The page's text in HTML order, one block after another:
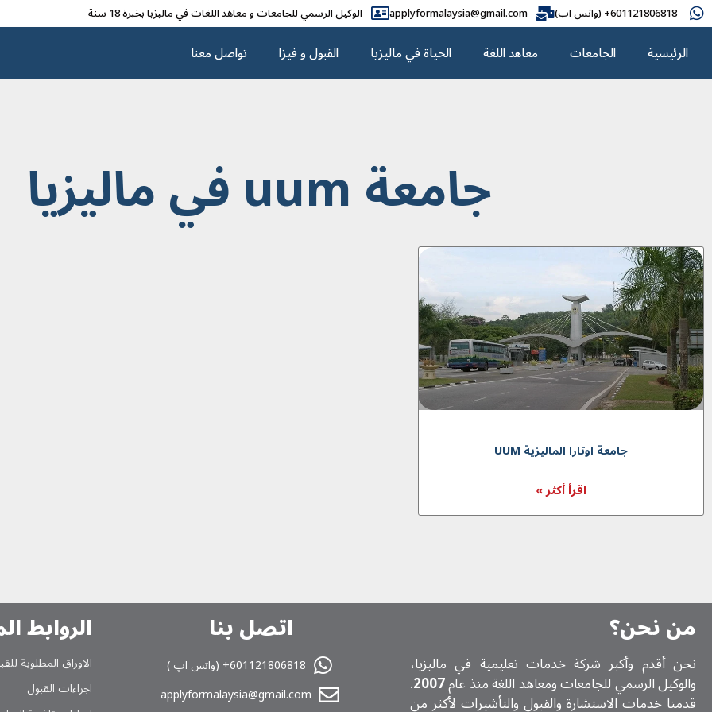
601121806818+ (واتس اب) applyformalaysia@gmail.com الوکیل الرسمي للجامعات و معاهد اللغات في مالیزیا بخبرة 18 سنة
الرئيسية الجامعات معاهد اللغة الحياة في ماليزيا القبول و فیزا تواصل معنا
جامعة uum في ماليزيا
جامعة اوتارا الماليزية UUM
اقرأ أكثر »
من نحن؟
نحن أقدم وأكبر شركة خدمات تعلیمیة في ماليزيا،
والوكيل الرسمي للجامعات ومعاهد اللغة منذ عام2007
.
قدمنا خدمات الاستشارة والقبول والتأشيرات لأكثر من
اتصل بنا
601121806818+ (واتس اپ )
applyformalaysia@gmail.com
الروابط
الاوراق المطلوبة
اجراءات القبول